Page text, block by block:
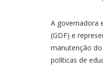
A governadora
(GDF) e
manutenção
políticas de